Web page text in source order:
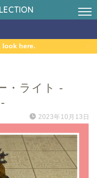
look here.
・ライト -
2023年10月13日